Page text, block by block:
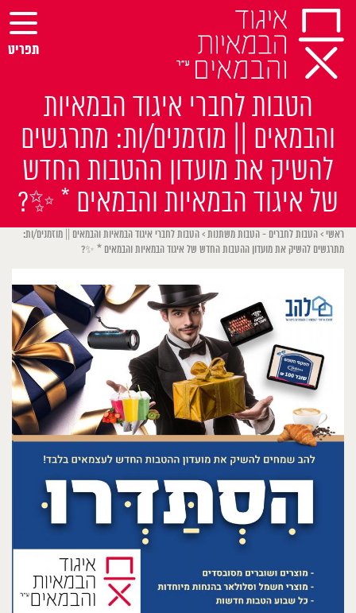
Skip
content
הטבות לחברי איגוד הבמאיות
והבמאים || מוזמנים/ות: מתרגשים
להשיק את מועדון ההטבות החדש
של איגוד הבמאיות והבמאים * ✨?
תפריט
ראשי > הטבות לחברים - הטבות משתנות > הטבות לחברי איגוד הבמאיות והבמאים || מוזמנים/ות:
מתרגשים להשיק את מועדון ההטבות החדש של איגוד הבמאיות והבמאים * ✨?